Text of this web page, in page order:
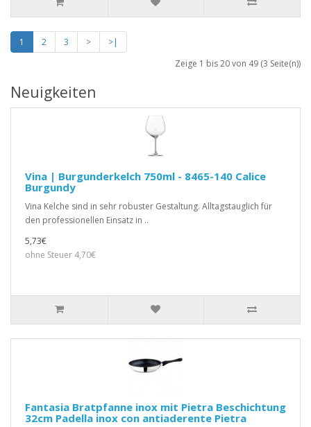
1 2 3 >
>|
Zeige 1 bis 20 von 49 (3 Seite(n))
Neuigkeiten
Vina | Burgunderkelch 750ml - 8465-140 Calice
Burgundy
Vina Kelche sind in sehr robuster Gestaltung. Alltagstauglich für
den professionellen Einsatz in ..
5,73€
ohne Steuer 4,70€
Fantasia Bratpfanne inox mit Pietra Beschichtung
32cm Padella inox con antiaderente Pietra